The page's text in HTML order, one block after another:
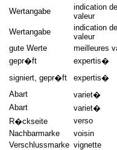
Wertangabe
indication
valeur
Wertangabe
indication de
valeur
gute Werte
meilleures
gepr�ft
expertis�
signiert, gepr�ft
expertis�
Abart
variet�
Abart
variet�
R�ckseite
verso
Nachbarmarke
voisin
Verschlussmarke vignette